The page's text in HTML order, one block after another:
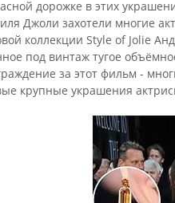
дорожке в этих
Джоли захотели многие
коллекции Style of Jolie
под винтаж тугое
за этот фильм -
крупные украшения